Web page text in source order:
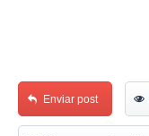
Enviar post